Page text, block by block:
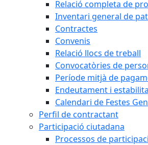
Relació completa de
Inventari general de
Contractes
Convenis
Relació llocs de treball
Convocatòries de
Període mitjà de
Endeutament i
Calendari de Festes
Perfil de contractant
Participació ciutadana
Processos de